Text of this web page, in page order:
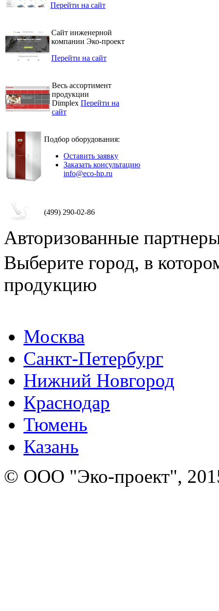
Перейти на сайт
Сайт инженерной
компании Эко-проект
Перейти на сайт
Весь ассортимент
продукции
Dimplex Перейти на
сайт
Подбор оборудования:
Оставить заявку
Заказать консультацию
info@eco-hp.ru
(499) 290-02-86
Авторизованные
Выберите город, в
продукцию
Москва
Санкт-Петербург
Нижний Новгород
Краснодар
Тюмень
Казань
© ООО "Эко-проект",